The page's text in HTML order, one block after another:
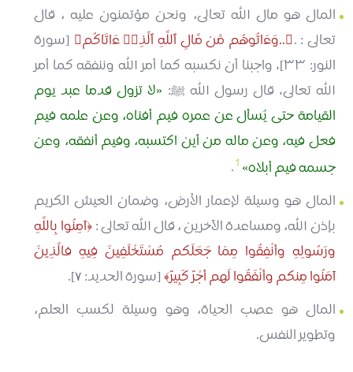
المال هو مال الله تعالى، ونحن مؤتمنون عليه ، قال
تعالى : . ..وَءَاتُوهُم مِّن مَّالِ ٱللَّهِ ٱلَّذِیۤ ءَاتَاكُم
[سورة
النور: ٣٣]، واجبنا أن نكسبه كما أمر الله وننفقه كما أمر
الله تعالى، قال رسول الله ﷺ:
لا تزول قدما عبد يوم
القيامة حتى يُسأل عن عمره فيم أفناه، وعن علمه فيم
فعل فيه، وعن ماله من أين اكتسبه، وفيم أنفقه، وعن
جسمه فيم أبلاه 1
.
المال هو وسيلة لإعمار الأرض، وضمان العيش الكريم
بإذن الله، ومساعدة الآخرين ، قال الله تعالى : آمِنُوا بِاللَّهِ
ورَسُولِهِ وأنْفِقُوا مِمّا جَعَلَكم مُسْتَخْلَفِينَ فِيهِ فالَّذِينَ
آمَنُوا مِنكم وأنْفَقُوا لَهم أجْرٌ كَبِيرٌ [سورة الحديد: ٧].
المال هو عصب الحياة، وهو وسيلة لكسب العلم،
وتطوير النفس.